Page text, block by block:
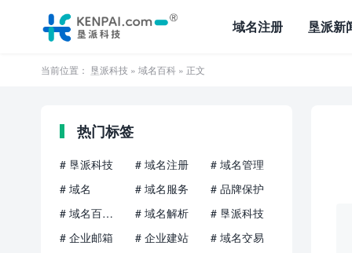
域名注册 垦派新
当前位置： 垦派科技 » 域名百科 » 正文
热门标签
# 垦派科技 # 域名注册
# 域名管理
# 域名
# 域名服务
# 品牌保护
# 域名百科知识
# 域名解析
# 垦派科技
# 企业邮箱
# 企业建站
# 域名交易